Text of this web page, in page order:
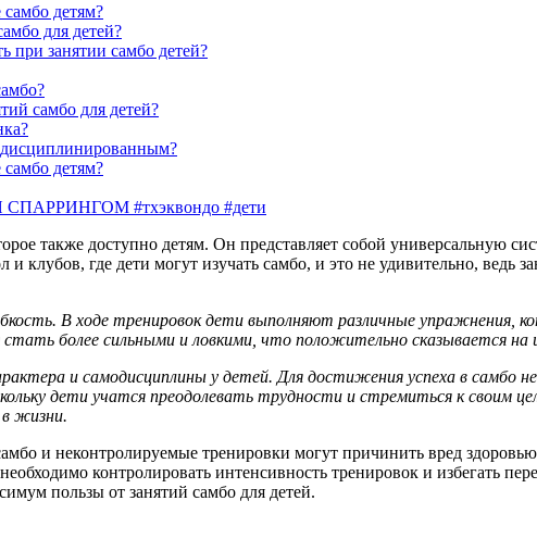
детям?
для детей?
при занятии самбо детей?
самбо для детей?
дисциплинированным?
детям?
#тхэквондо #дети
также доступно детям. Он представляет собой универсальную
клубов, где дети могут изучать самбо, и это не удивительно, ведь
В ходе тренировок дети выполняют различные упражнения,
более сильными и ловкими, что положительно сказывается на
и самодисциплины у детей. Для достижения успеха в самбо
дети учатся преодолевать трудности и стремиться к своим
в жизни.
и неконтролируемые тренировки могут причинить вред
контролировать интенсивность тренировок и избегать
пользы от занятий самбо для детей.